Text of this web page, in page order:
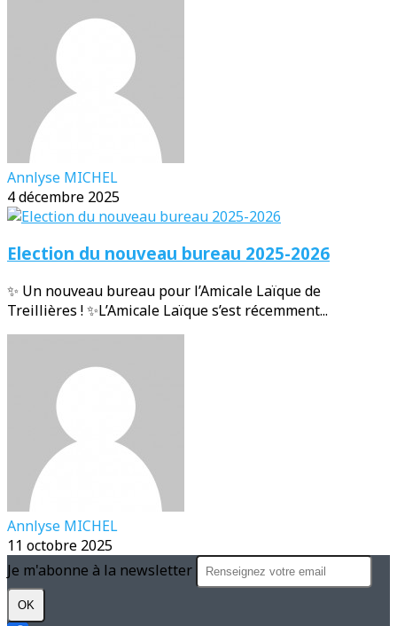
Annlyse MICHEL
4 décembre 2025
Election du nouveau bureau 2025-2026
✨ Un nouveau bureau pour l’Amicale Laïque de
Treillières ! ✨L’Amicale Laïque s’est récemment...
Annlyse MICHEL
11 octobre 2025
Je m'abonne à la newsletter
OK